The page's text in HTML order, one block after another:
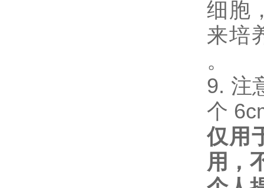
细胞
来培
。
9. 注
个
仅用
用，